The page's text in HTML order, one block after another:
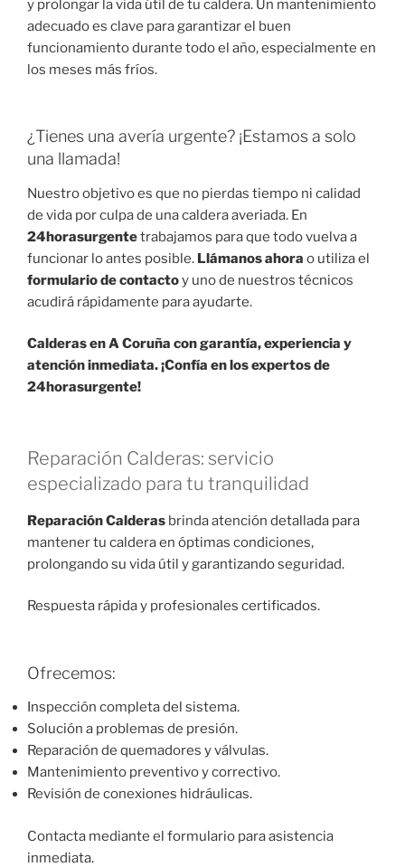
y prolongar la vida útil de tu caldera. Un mantenimiento
adecuado es clave para garantizar el buen
funcionamiento durante todo el año, especialmente en
los meses más fríos.
¿Tienes una avería urgente? ¡Estamos a solo
una llamada!
Nuestro objetivo es que no pierdas tiempo ni calidad
de vida por culpa de una caldera averiada. En
24horasurgentetrabajamos para que todo vuelva a
funcionar lo antes posible. Llámanos ahora o utiliza el
formulario de contactoy uno de nuestros técnicos
acudirá rápidamente para ayudarte.
Calderas en A Coruña con garantía, experiencia y
atención inmediata. ¡Confía en los expertos de
24horasurgente!
Reparación Calderas: servicio
especializado para tu tranquilidad
Reparación Calderas brinda atención detallada para
mantener tu caldera en óptimas condiciones,
prolongando su vida útil y garantizando seguridad.
Respuesta rápida y profesionales certificados.
Ofrecemos:
Inspección completa del sistema.
Solución a problemas de presión.
Reparación de quemadores y válvulas.
Mantenimiento preventivo y correctivo.
Revisión de conexiones hidráulicas.
Contacta mediante el formulario para asistencia
inmediata.